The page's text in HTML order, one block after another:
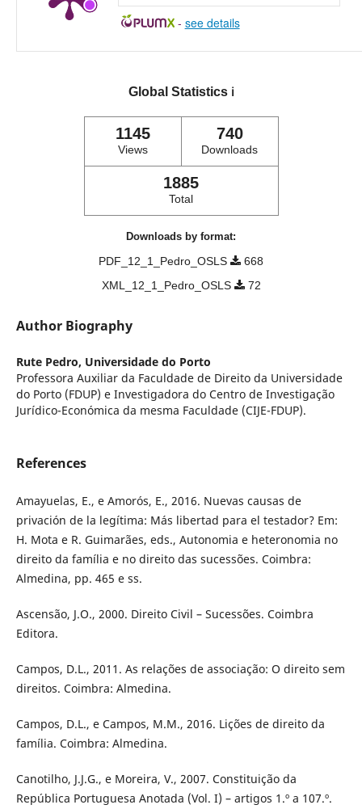
- see details
Global Statistics ℹ️
1145
Views
740
Downloads
1885
Total
Downloads by format:
PDF_12_1_Pedro_OSLS
668
XML_12_1_Pedro_OSLS
72
Author Biography
Rute Pedro, Universidade do Porto
Professora Auxiliar da Faculdade de Direito da Universidade
do Porto (FDUP) e Investigadora do Centro de Investigação
Jurídico-Económica da mesma Faculdade (CIJE-FDUP).
References
Amayuelas, E., e Amorós, E., 2016. Nuevas causas de
privación de la legítima: Más libertad para el testador? Em:
H. Mota e R. Guimarães, eds., Autonomia e heteronomia no
direito da família e no direito das sucessões. Coimbra:
Almedina, pp. 465 e ss.
Ascensão, J.O., 2000. Direito Civil – Sucessões. Coimbra
Editora.
Campos, D.L., 2011. As relações de associação: O direito sem
direitos. Coimbra: Almedina.
Campos, D.L., e Campos, M.M., 2016. Lições de direito da
família. Coimbra: Almedina.
Canotilho, J.J.G., e Moreira, V., 2007. Constituição da
República Portuguesa Anotada (Vol. I) – artigos 1.º a 107.º.